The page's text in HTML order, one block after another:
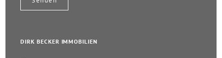
DIRK BECKER IMMOBILIEN